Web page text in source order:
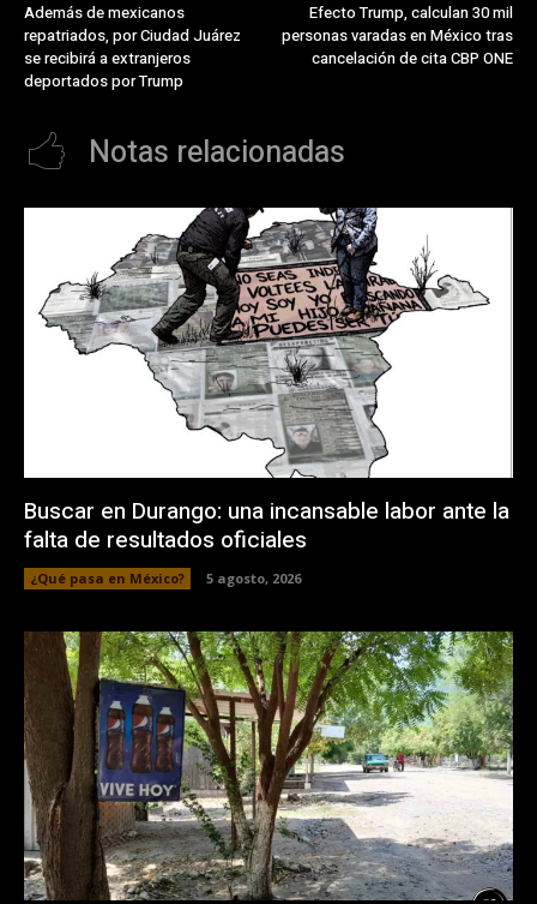
Además de mexicanos
repatriados, por Ciudad Juárez
se recibirá a extranjeros
deportados por Trump
Efecto Trump, calculan 30 mil
personas varadas en México tras
cancelación de cita CBP ONE
Notas relacionadas
Buscar en Durango: una incansable labor ante la
falta de resultados oficiales
¿Qué pasa en México? 5 agosto, 2026